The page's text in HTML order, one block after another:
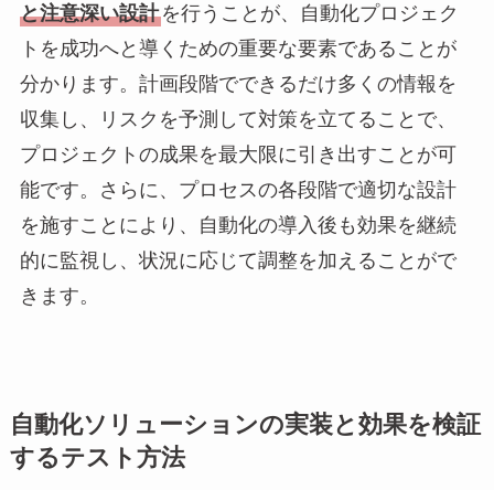
と注意深い設計を行うことが、自動化プロジェク
トを成功へと導くための重要な要素であることが
分かります。計画段階でできるだけ多くの情報を
収集し、リスクを予測して対策を立てることで、
プロジェクトの成果を最大限に引き出すことが可
能です。さらに、プロセスの各段階で適切な設計
を施すことにより、自動化の導入後も効果を継続
的に監視し、状況に応じて調整を加えることがで
きます。
自動化ソリューションの実装と効果を検証
するテスト方法